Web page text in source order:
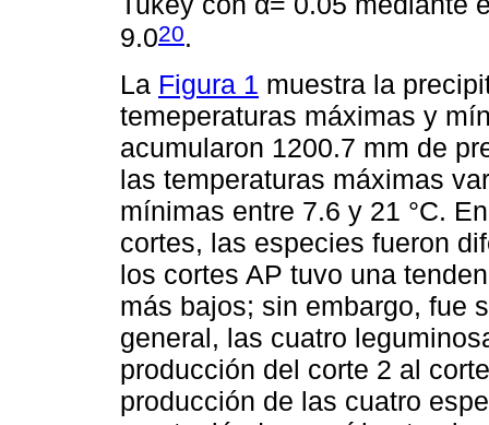
9.020.
La Figura 1 muestra la
temeperaturas máximas y
acumularon 1200.7 mm de
las temperaturas máximas
mínimas entre 7.6 y 21 °C.
cortes, las especies fueron
los cortes AP tuvo una
más bajos; sin embargo, fue
general, las cuatro
producción del corte 2 al
producción de las cuatro